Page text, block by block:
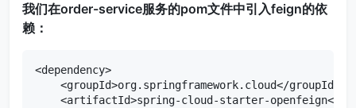
我们在order-service服务的pom文件中引入feign的依
赖：
<dependency>
<groupId>org.springframework.cloud</groupId>
<artifactId>spring-cloud-starter-openfeign</